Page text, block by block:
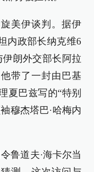
美伊谈判。据伊
内政部长纳克维6
伊朗外交部长阿拉
带了一封由巴基
夏巴兹写的“特别
穆杰塔巴·哈梅内
鲁道夫·海卡尔当